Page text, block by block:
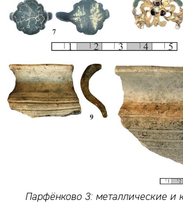
Парфёнково 3: металлические и